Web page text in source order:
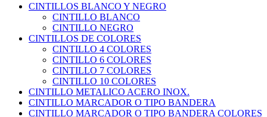
CINTILLOS BLANCO Y NEGRO
CINTILLO BLANCO
CINTILLO NEGRO
CINTILLOS DE COLORES
CINTILLO 4 COLORES
CINTILLO 6 COLORES
CINTILLO 7 COLORES
CINTILLO 10 COLORES
CINTILLO METALICO ACERO INOX.
CINTILLO MARCADOR O TIPO BANDERA
CINTILLO MARCADOR O TIPO BANDERA COLORES